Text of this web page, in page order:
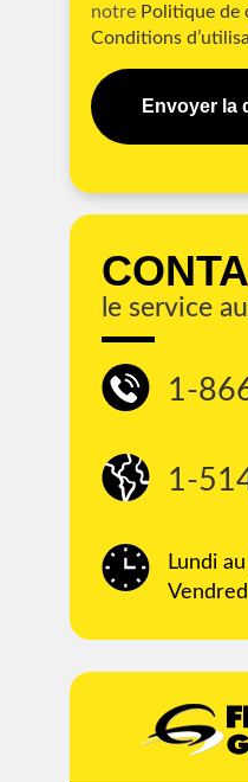
notre Politique de
Conditions
Envoyer la
le service
1-
1-
Lundi